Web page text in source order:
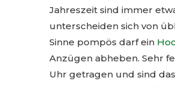
Jahreszeit sind immer
unterscheiden sich von
Sinne pompös darf ein
Anzügen abheben. Sehr
Uhr getragen und sind